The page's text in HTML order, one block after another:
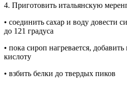
4. Приготовить итальянскую
• соединить сахар и воду довести
до 121 градуса
• пока сироп нагревается,
кислоту
• взбить белки до твердых пиков